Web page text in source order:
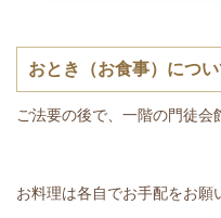
おとき（お食事）につ
ご法要の後で、一階の門徒会
お料理は各自でお手配をお願